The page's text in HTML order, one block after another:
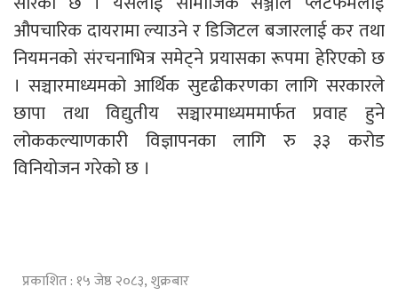
औपचारिक दायरामा ल्याउने र डिजिटल बजारलाई कर तथा
नियमनको संरचनाभित्र समेट्ने प्रयासका रूपमा हेरिएको छ
। सञ्चारमाध्यमको आर्थिक सुदृढीकरणका लागि सरकारले
छापा तथा विद्युतीय सञ्चारमाध्यममार्फत प्रवाह हुने
लोककल्याणकारी विज्ञापनका लागि रु ३३ करोड
विनियोजन गरेको छ ।
प्रकाशित : १५ जेष्ठ २०८३, शुक्रबार